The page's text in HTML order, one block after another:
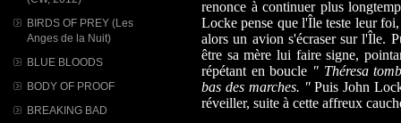
BIRDS OF PREY (Les
Anges de la Nuit)
BLUE BLOODS
BODY OF PROOF
BREAKING BAD
renonce à continuer plus
Locke pense que l'Île teste leur
alors un avion s'écraser sur l'Île.
être sa mère lui faire signe,
répétant en boucle " Théresa
bas des marches. "Puis John
réveiller, suite à cette affreux